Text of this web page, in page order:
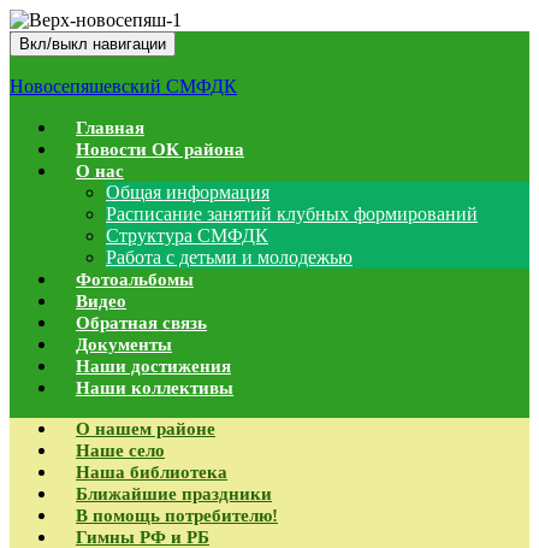
Вкл/выкл навигации
Новосепяшевский СМФДК
Главная
Новости ОК района
О нас
Общая информация
Расписание занятий клубных формирований
Структура СМФДК
Работа с детьми и молодежью
Фотоальбомы
Видео
Обратная связь
Документы
Наши достижения
Наши коллективы
О нашем районе
Наше село
Наша библиотека
Ближайшие праздники
В помощь потребителю!
Гимны РФ и РБ